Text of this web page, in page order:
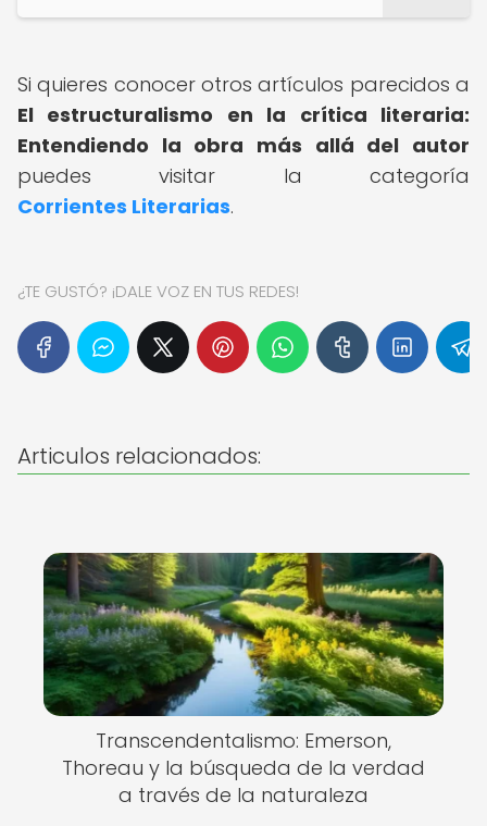
Si quieres conocer otros artículos parecidos a
El estructuralismo en la crítica literaria:
Entendiendo la obra más allá del autor
puedes visitar la categoría
Corrientes Literarias.
¿TE GUSTÓ? ¡DALE VOZ EN TUS REDES!
Articulos relacionados:
Transcendentalismo: Emerson,
Thoreau y la búsqueda de la verdad
a través de la naturaleza